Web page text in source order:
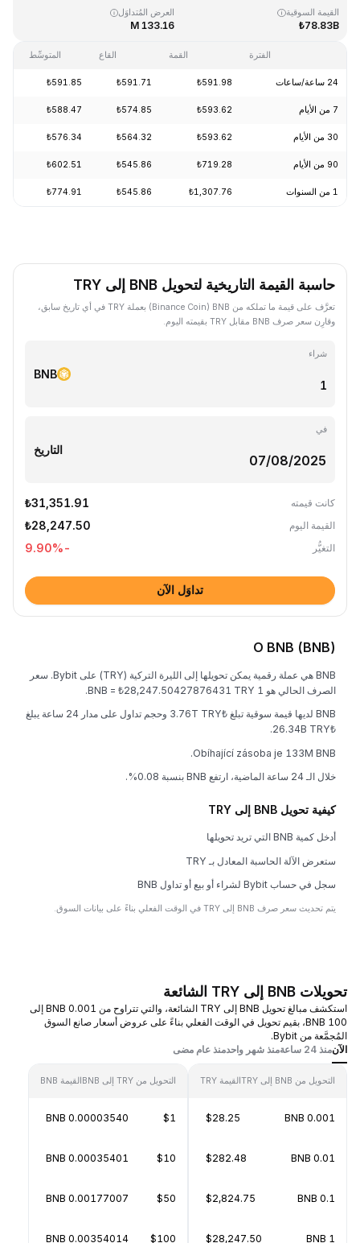
القيمة السوقية
₺78.83B
العرض المُتداوَل
133.16 M
الفترة القمة القاع المتوسِّط
24 ساعة/ساعات ₺591.98
₺591.71
₺591.85
7 من الأيام ₺593.62
₺574.85
₺588.47
30 من الأيام ₺593.62
₺564.32
₺576.34
90 من الأيام ₺719.28
₺545.86
₺602.51
1 من السنوات ₺1,307.76
₺545.86
₺774.91
حاسبة القيمة التاريخية لتحويل BNB إلى TRY
تعرَّف على قيمة ما تملكه من BNB ‏(Binance Coin) بعملة TRY في أي تاريخ سابق،
وقارِن سعر صرف BNB مقابل TRY بقيمته اليوم.
شراء
BNB
في
التاريخ
كانت قيمته ₺31,351.91
القيمة اليوم ₺28,247.50
التغيُّر -9.90
%
تداوَل الآن
O BNB (BNB)
BNB هي عملة رقمية يمكن تحويلها إلى الليرة التركية (TRY) على Bybit. سعر
الصرف الحالي هو 1 BNB = ₺28,247.50427876431 TRY.
BNB لديها قيمة سوقية تبلغ ₺3.76T TRY وحجم تداول على مدار 24 ساعة يبلغ
₺26.34B TRY.
Obíhající zásoba je 133M BNB.
خلال الـ 24 ساعة الماضية، ارتفع BNB بنسبة 0.08%.
كيفية تحويل BNB إلى TRY
أدخل كمية BNB التي تريد تحويلها
ستعرض الآلة الحاسبة المعادل بـ TRY
سجل في حساب Bybit لشراء أو بيع أو تداول BNB
يتم تحديث سعر صرف BNB إلى TRY في الوقت الفعلي بناءً على بيانات السوق.
تحويلات BNB إلى TRY الشائعة
استكشف مبالغ تحويل BNB إلى TRY الشائعة، والتي تتراوح من 0.001 BNB إلى
100 BNB، بقيم تحويل في الوقت الفعلي بناءً على عروض أسعار صانع السوق
المُجمَّعة من Bybit.
الآنمنذ 24 ساعة منذ شهر واحدمنذ عام مضى
التحويل من BNB إلى TRY القيمة TRY
0.001 BNB
$28.25
0.01 BNB
$282.48
0.1 BNB
$2,824.75
1 BNB
$28,247.50
التحويل من TRY إلى BNB القيمة BNB
$1
0.00003540 BNB
$10
0.00035401 BNB
$50
0.00177007 BNB
$100
0.00354014 BNB